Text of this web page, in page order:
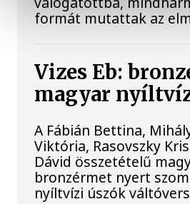
formát mutattak az
Vizes Eb:
magyar
A Fábián Bettina,
Viktória, Rasovszky
Dávid összetételű
bronzérmet nyert
nyíltvízi úszók